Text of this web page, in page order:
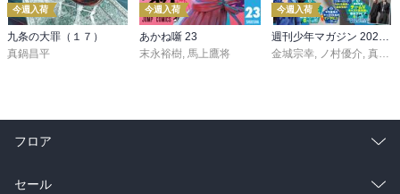
今週入荷
九条の大罪（１７）
真鍋昌平
今週入荷
あかね噺 23
末永裕樹 馬上鷹将
今週入荷
金城宗幸
ノ村優介 真島ヒロ
フロア
総合
セール